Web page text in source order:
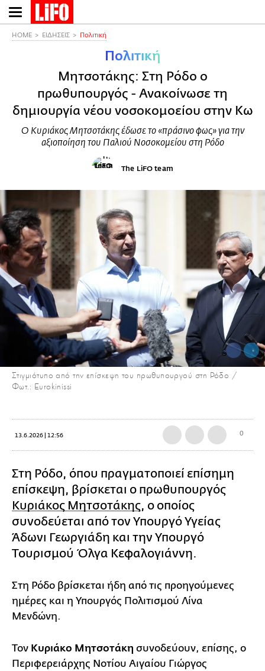
Παράκαμψη
προς
HOME ΕΙΔΗΣΕΙΣ Πολιτική
Πολιτική
Μητσοτάκης: Στη Ρόδο ο
πρωθυπουργός - Ανακοίνωσε τη
δημιουργία νέου νοσοκομοείου στην Κω
Ο Κυριάκος Μητσοτάκης έδωσε το «πράσινο φως» για την
αξιοποίηση του Παλιού Νοσοκομείου στη Ρόδο
The LiFO team
Στιγμιότυπο από την επίσκεψη του πρωθυπουργού στη Ρόδο /
Φωτ.: Eurokinissi
13.6.2026 | 12:56 0
Στη Ρόδο, όπου πραγματοποιεί επίσημη
επίσκεψη, βρίσκεται ο πρωθυπουργός
Κυριάκος Μητσοτάκης, ο οποίος
συνοδεύεται από τον Υπουργό Υγείας
Άδωνι Γεωργιάδη και την Υπουργό
Τουρισμού Όλγα Κεφαλογιάννη.
Στη Ρόδο βρίσκεται ήδη από τις προηγούμενες
ημέρες και η Υπουργός Πολιτισμού Λίνα
Μενδώνη.
Τον Κυριάκο Μητσοτάκη συνοδεύουν, επίσης, ο
Περιφερειάρχης Νοτίου Αιγαίου Γιώργος